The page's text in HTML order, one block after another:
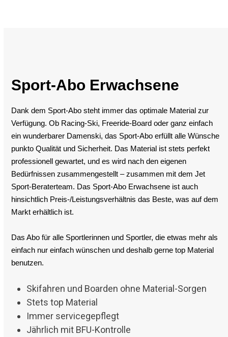
Sport-Abo Erwachsene
Dank dem Sport-Abo steht immer das optimale Material zur
Verfügung. Ob Racing-Ski, Freeride-Board oder ganz einfach
ein wunderbarer Damenski, das Sport-Abo erfüllt alle Wünsche
punkto Qualität und Sicherheit. Das Material ist stets perfekt
professionell gewartet, und es wird nach den eigenen
Bedürfnissen zusammengestellt – zusammen mit dem Jet
Sport-Beraterteam. Das Sport-Abo Erwachsene ist auch
hinsichtlich Preis-/Leistungsverhältnis das Beste, was auf dem
Markt erhältlich ist.
Das Abo für alle Sportlerinnen und Sportler, die etwas mehr als
einfach nur einfach wünschen und deshalb gerne top Material
benutzen.
Skifahren und Boarden ohne Material-Sorgen
Stets top Material
Immer servicegepflegt
Jährlich mit BFU-Kontrolle